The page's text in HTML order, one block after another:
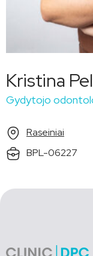
Kristina
Gydytojo
Raseiniai
BPL-06227